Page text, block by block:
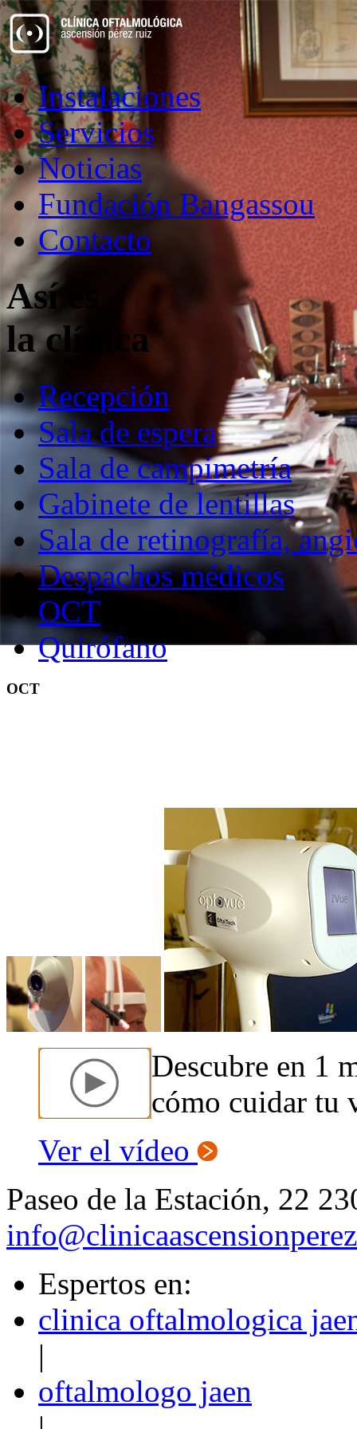
Instalaciones
Servicios
Noticias
Fundación Bangassou
Contacto
Así es
la clínica
Recepción
Sala de espera
Sala de campimetría
Gabinete de lentillas
Sala de retinografía,
Despachos médicos
OCT
Quirófano
OCT
Descubre en 1
cómo cuidar tu
Ver el vídeo
Paseo de la Estación, 22
Espertos en:
clinica oftalmologica
|
oftalmologo jaen